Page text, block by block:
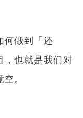
何做到「还
，也就是我们对
。